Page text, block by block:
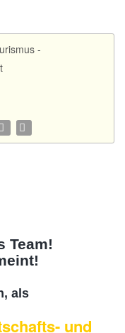
-
Team!
als
und